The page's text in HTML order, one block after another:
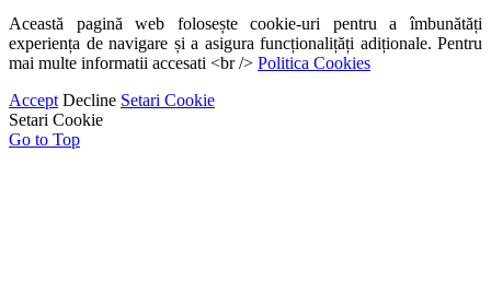
Această pagină web folosește cookie-uri pentru a îmbunătăți
experiența de navigare și a asigura funcționalițăți adiționale. Pentru
mai multe informatii accesati <br /> Politica Cookies
Accept Decline Setari Cookie
Setari Cookie
Go to Top